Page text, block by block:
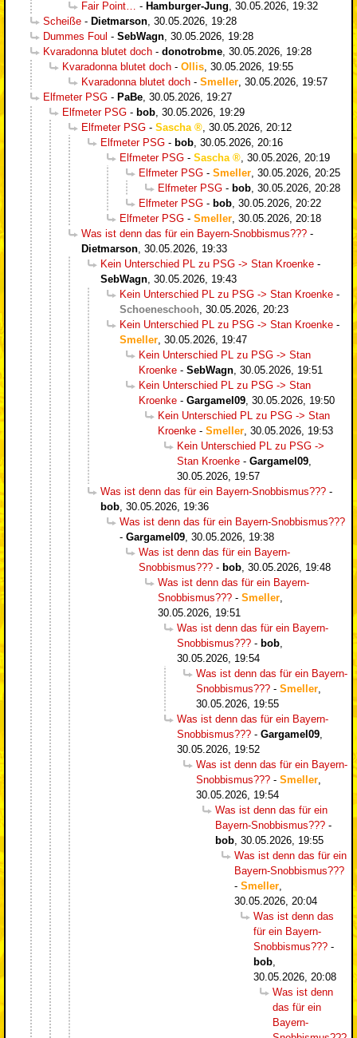
Fair Point… - Hamburger-Jung 30.05.2026, 19:32
Scheiße - Dietmarson 30.05.2026, 19:28
Dummes Foul - SebWagn 30.05.2026, 19:28
Kvaradonna blutet doch - donotrobme 30.05.2026, 19:28
Kvaradonna blutet doch - Ollis 30.05.2026, 19:55
Kvaradonna blutet doch - Smeller 30.05.2026, 19:57
Elfmeter PSG - PaBe 30.05.2026, 19:27
Elfmeter PSG - bob 30.05.2026, 19:29
Elfmeter PSG - Sascha
30.05.2026, 20:12
Elfmeter PSG - bob 30.05.2026, 20:16
Elfmeter PSG - Sascha
30.05.2026, 20:19
Elfmeter PSG - Smeller 30.05.2026, 20:25
Elfmeter PSG - bob 30.05.2026, 20:28
Elfmeter PSG - bob 30.05.2026, 20:22
Elfmeter PSG - Smeller 30.05.2026, 20:18
Was ist denn das für ein Bayern-Snobbismus??? -
Dietmarson 30.05.2026, 19:33
Kein Unterschied PL zu PSG -> Stan Kroenke -
SebWagn 30.05.2026, 19:43
Kein Unterschied PL zu PSG -> Stan Kroenke -
Schoeneschooh 30.05.2026, 20:23
Kein Unterschied PL zu PSG -> Stan Kroenke -
Smeller 30.05.2026, 19:47
Kein Unterschied PL zu PSG -> Stan
Kroenke - SebWagn 30.05.2026, 19:51
Kein Unterschied PL zu PSG -> Stan
Kroenke - Gargamel09 30.05.2026, 19:50
Kein Unterschied PL zu PSG -> Stan
Kroenke - Smeller 30.05.2026, 19:53
Kein Unterschied PL zu PSG ->
Stan Kroenke - Gargamel09
30.05.2026, 19:57
Was ist denn das für ein Bayern-Snobbismus??? -
bob 30.05.2026, 19:36
Was ist denn das für ein Bayern-Snobbismus???
- Gargamel09 30.05.2026, 19:38
Was ist denn das für ein Bayern-
Snobbismus??? - bob 30.05.2026, 19:48
Was ist denn das für ein Bayern-
Snobbismus??? - Smeller
30.05.2026, 19:51
Was ist denn das für ein Bayern-
Snobbismus??? - bob
30.05.2026, 19:54
Was ist denn das für ein Bayern-
Snobbismus??? - Smeller
30.05.2026, 19:55
Was ist denn das für ein Bayern-
Snobbismus??? - Gargamel09
30.05.2026, 19:52
Was ist denn das für ein Bayern-
Snobbismus??? - Smeller
30.05.2026, 19:54
Was ist denn das für ein
Bayern-Snobbismus??? -
bob 30.05.2026, 19:55
Was ist denn das für ein
Bayern-Snobbismus???
- Smeller
30.05.2026, 20:04
Was ist denn das
für ein Bayern-
Snobbismus??? -
bob
30.05.2026, 20:08
Was ist denn
das für ein
Bayern-